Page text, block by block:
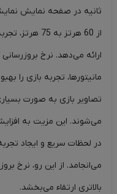
ثانیه در صفحه نمایش
از 60 هرتز به
مانیتورها، تجربه بازی را
تصاویر بازی به صورت
می‌شوند. این مزیت به
در لحظات سریع و ایجاد
بالاتری ارتقاء می‌بخشد.